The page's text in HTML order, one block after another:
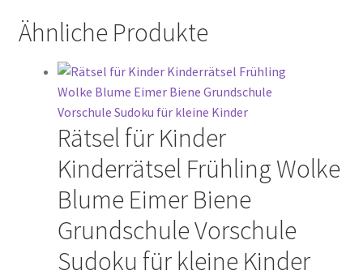
Ähnliche Produkte
Rätsel für Kinder
Kinderrätsel Frühling Wolke
Blume Eimer Biene
Grundschule Vorschule
Sudoku für kleine Kinder